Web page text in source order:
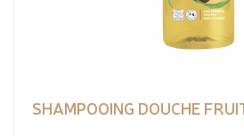
SHAMPOOING DOUCHE